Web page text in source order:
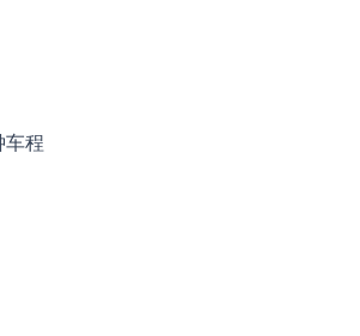
车程